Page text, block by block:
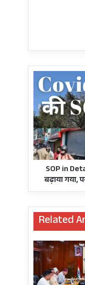
SOP
Detail:
उत्तराखंड
में
कोविड
कर्फ़्यू
20
जुलाई
बढ़ाया
गया,
स्थलों
पर
बेक़ाबू
होती
भीड़
DM
संभालेंगे
SOP in
बढ़ाया गया,
Related